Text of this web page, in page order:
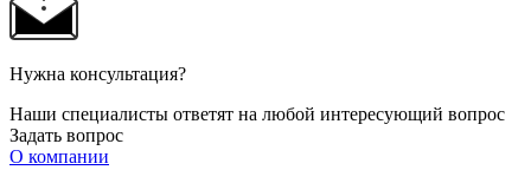
Нужна консультация?
Наши специалисты ответят на любой интересующий вопрос
Задать вопрос
О компании